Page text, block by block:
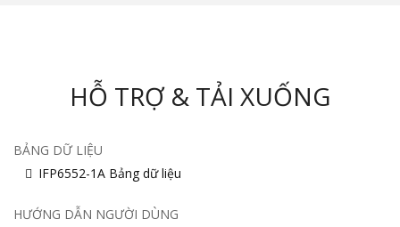
HỖ TRỢ & TẢI XUỐNG
BẢNG DỮ LIỆU
IFP6552-1A Bảng dữ liệu
HƯỚNG DẪN NGƯỜI DÙNG